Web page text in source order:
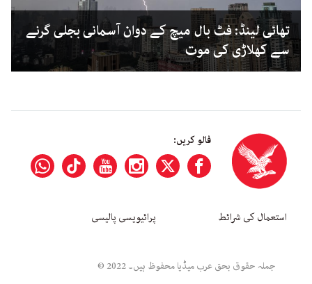
تھائی لینڈ: فٹ بال میچ کے دوان آسمانی بجلی گرنے
سے کھلاڑی کی موت
فالو کریں:
استعمال کی شرائط پرائیویسی پالیسی
جملہ حقوق بحق عرب میڈیا محفوظ ہیں۔ 2022 ©